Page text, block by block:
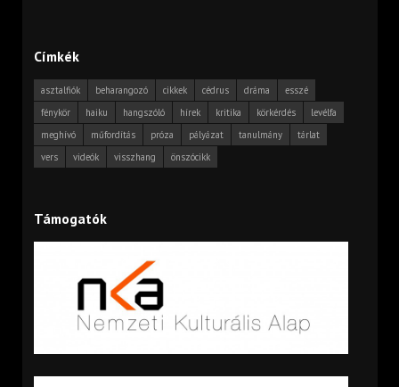
Címkék
asztalfiók beharangozó cikkek cédrus dráma
esszé
fénykör
haiku hangszóló hírek kritika körkérdés
levélfa
meghívó
műfordítás próza pályázat tanulmány
tárlat
vers
videók visszhang önszócikk
Támogatók